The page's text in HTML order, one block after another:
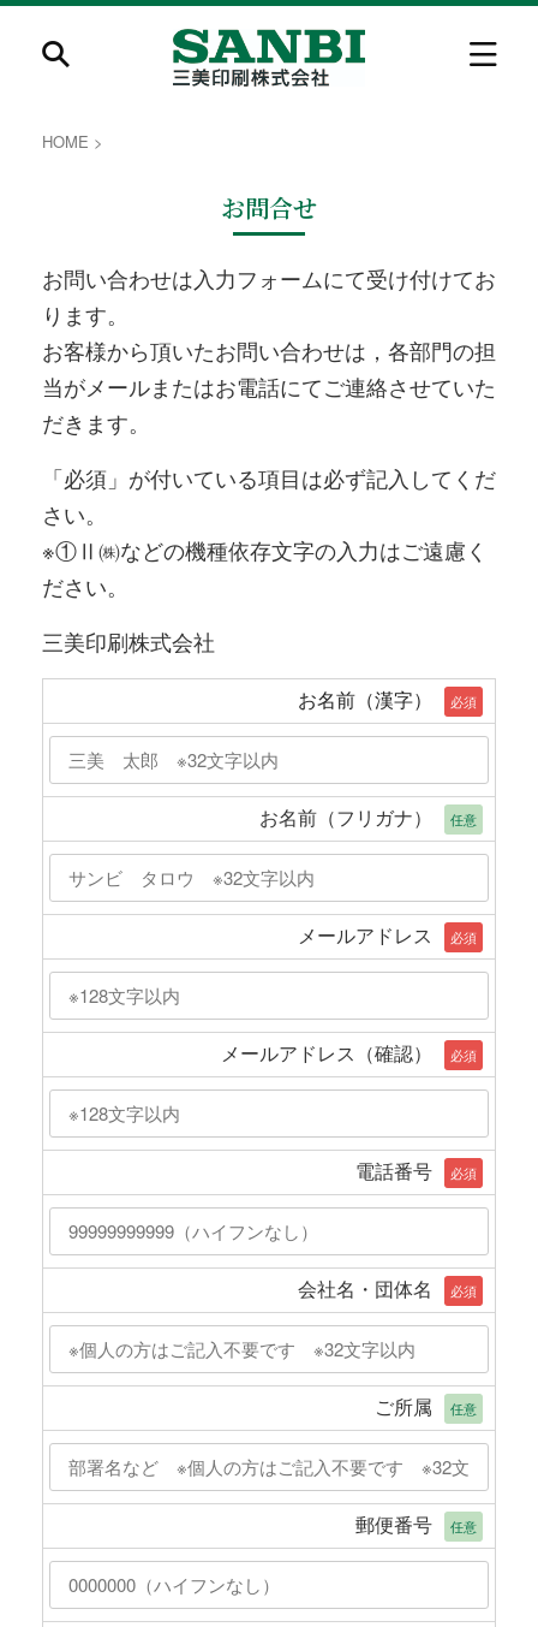
HOME >
お問合せ
お問い合わせは入力フォームにて受け付けてお
ります。
お客様から頂いたお問い合わせは，各部門の担
当がメールまたはお電話にてご連絡させていた
だきます。
「必須 」が付いている項目は必ず記入してくだ
さい。
※①Ⅱ㈱などの機種依存文字の入力はご遠慮く
ださい。
三美印刷株式会社
お名前（漢字） 必須
お名前（フリガナ） 任意
メールアドレス 必須
メールアドレス（確認） 必須
電話番号 必須
会社名・団体名 必須
ご所属 任意
郵便番号 任意